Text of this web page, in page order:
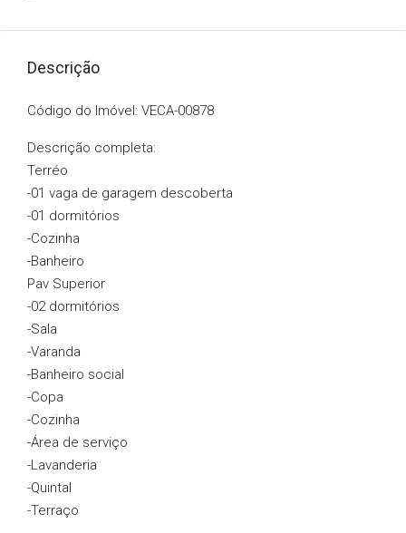
Descrição
Código do Imóvel: VECA-00878
Descrição completa:
Terréo
-01 vaga de garagem descoberta
-01 dormitórios
-Cozinha
-Banheiro
Pav Superior
-02 dormitórios
-Sala
-Varanda
-Banheiro social
-Copa
-Cozinha
-Área de serviço
-Lavanderia
-Quintal
-Terraço